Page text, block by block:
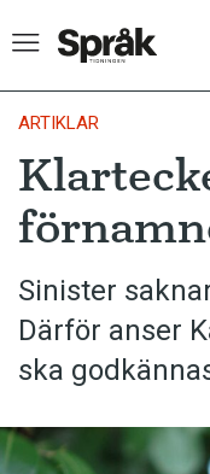
Hem
Artiklar
Krönikor
Språkfrågor
Skrivtips
Kviss
ARTIKLAR
Sinister
Därför anser
ska